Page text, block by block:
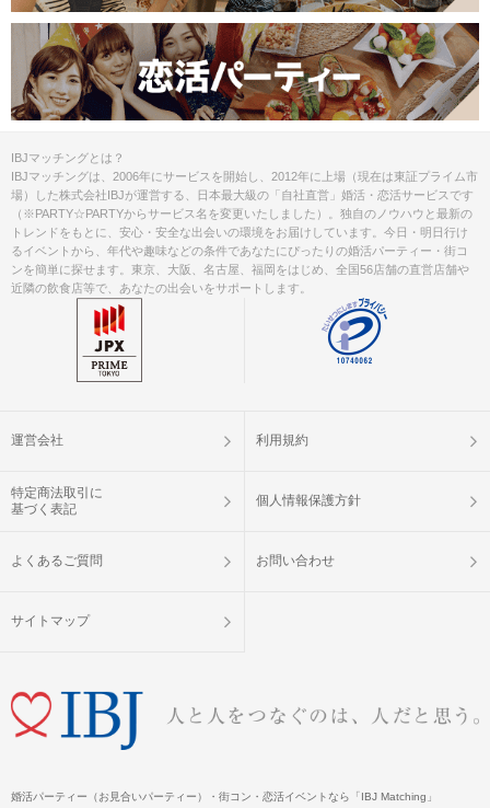
IBJマッチングとは？
IBJマッチングは、2006年にサービスを開始し、2012年に上場（現在は東証プライム市
場）した株式会社IBJが運営する、日本最大級の「自社直営」婚活・恋活サービスです
（※PARTY☆PARTYからサービス名を変更いたしました）。独自のノウハウと最新の
トレンドをもとに、安心・安全な出会いの環境をお届けしています。今日・明日行け
るイベントから、年代や趣味などの条件であなたにぴったりの婚活パーティー・街コ
ンを簡単に探せます。東京、大阪、名古屋、福岡をはじめ、全国56店舗の直営店舗や
近隣の飲食店等で、あなたの出会いをサポートします。
運営会社 利用規約
特定商法取引に
基づく表記
個人情報保護方針
よくあるご質問 お問い合わせ
サイトマップ
婚活パーティー（お見合いパーティー）・街コン・恋活イベントなら「IBJ Matching」